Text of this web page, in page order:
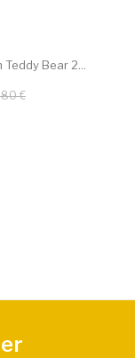
Bear 2...
€
carrinho